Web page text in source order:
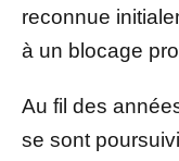
reconnue
à un blocage
Au fil des
se sont